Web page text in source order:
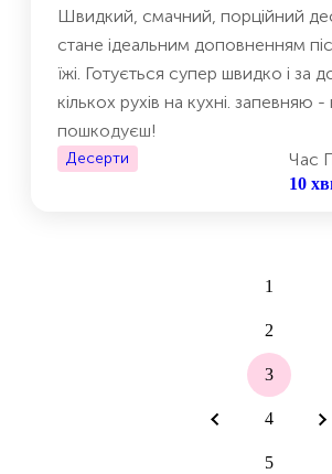
Швидкий, смачний, порційний
стане ідеальним доповненням
їжі. Готується супер швидко і за
кількох рухів на кухні. запевняю -
пошкодуєш!
Десерти Час
10
1
2
3
4
5